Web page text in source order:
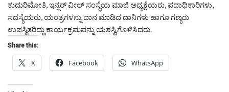
ಕುದುರಿಮೋತಿ, ಇನ್ನರ್ ವೀಲ್ ಸಂಸ್ಥೆಯ ಮಾಜಿ ಅಧ್ಯಕ್ಷೆಯರು, ಪದಾಧಿಕಾರಿಗಳು,
ಸದಸ್ಯೆಯರು, ಯಂತ್ರಗಳನ್ನು ದಾನ ಮಾಡಿದ ದಾನಿಗಳು ಹಾಗೂ ಗಣ್ಯರು
ಉಪಸ್ಥಿತರಿದ್ದು ಕಾರ್ಯಕ್ರಮವನ್ನು ಯಶಸ್ವಿಗೊಳಿಸಿದರು.
Share this:
X Facebook WhatsApp